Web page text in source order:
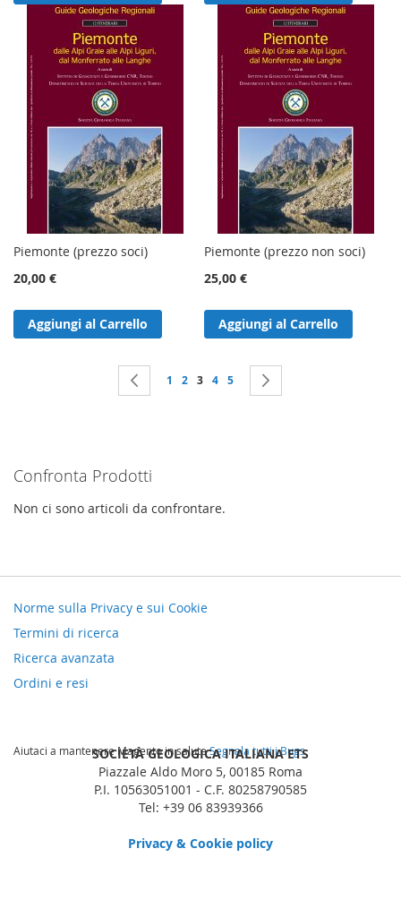
Piemonte (prezzo soci)
20,00 €
Aggiungi al Carrello
Piemonte (prezzo non soci)
25,00 €
Aggiungi al Carrello
Pagina Pagina
Precedente
Pagina
1 Pagina
2 Attualmente stai leggendo la pagina
3 Pagina
4 Pagina
5
Confronta Prodotti
Non ci sono articoli da confrontare.
Norme sulla Privacy e sui Cookie
Termini di ricerca
Ricerca avanzata
Ordini e resi
Aiutaci a mantenere Magento in saluteSegnala tutti i Bugs
SOCIETÀ GEOLOGICA ITALIANA ETS
Piazzale Aldo Moro 5, 00185 Roma
P.I. 10563051001 - C.F. 80258790585
Tel: +39 06 83939366
Privacy & Cookie policy